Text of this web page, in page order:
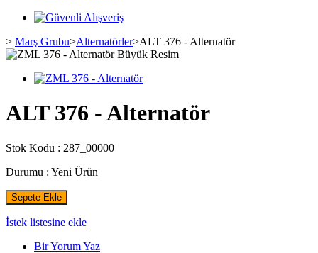
> Marş Grubu>Alternatörler>ALT 376 - Alternatör
Büyük Resim
ALT 376 - Alternatör
Stok Kodu : 287_00000
Durumu : Yeni Ürün
Sepete Ekle
İstek listesine ekle
Bir Yorum Yaz